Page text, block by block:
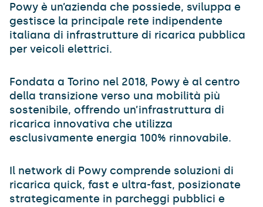
Powy è un’azienda che possiede, sviluppa e
gestisce la principale rete indipendente
italiana di infrastrutture di ricarica pubblica
per veicoli elettrici.
Fondata a Torino nel 2018, Powy è al centro
della transizione verso una mobilità più
sostenibile, offrendo un’infrastruttura di
ricarica innovativa che utilizza
esclusivamente energia 100% rinnovabile.
Il network di Powy comprende soluzioni di
ricarica quick, fast e ultra-fast, posizionate
strategicamente in parcheggi pubblici e